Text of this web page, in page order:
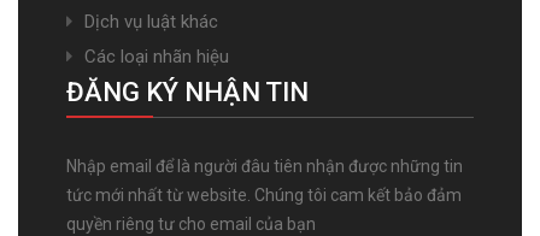
Dịch vụ luật khác
Các loại nhãn hiệu
ĐĂNG KÝ NHẬN TIN
Nhập email để là người đâu tiên nhận được những tin
tức mới nhất từ website. Chúng tôi cam kết bảo đảm
quyền riêng tư cho email của bạn